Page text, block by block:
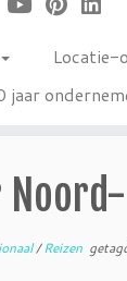
Locatie-
jaar
/Reizen